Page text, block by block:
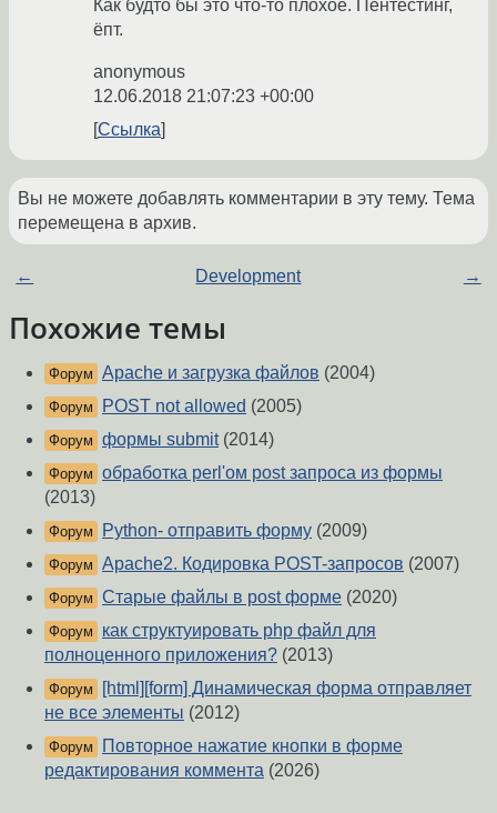
Как будто бы это что-то плохое. Пентестинг,
ёпт.
anonymous
12.06.2018 21:07:23 +00:00
Ссылка
Вы не можете добавлять комментарии в эту тему. Тема
перемещена в архив.
← Development →
Похожие темы
Форум Apache и загрузка файлов (2004)
Форум POST not allowed (2005)
Форум формы submit(2014)
Форум обработка perl'ом post запроса из формы
(2013)
Форум Python- отправить форму (2009)
Форум Apache2. Кодировка POST-запросов (2007)
Форум Старые файлы в post форме (2020)
Форум
как структуировать php файл для
полноценного приложения? (2013)
Форум
[html][form] Динамическая форма отправляет
не все элементы (2012)
Форум
Повторное нажатие кнопки в форме
редактирования коммента (2026)